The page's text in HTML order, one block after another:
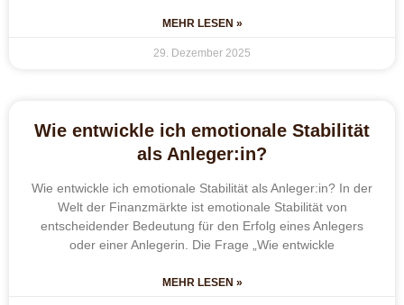
MEHR LESEN »
29. Dezember 2025
Wie entwickle ich emotionale Stabilität
als Anleger:in?
Wie entwickle ich emotionale Stabilität als Anleger:in? In der
Welt der Finanzmärkte ist emotionale Stabilität von
entscheidender Bedeutung für den Erfolg eines Anlegers
oder einer Anlegerin. Die Frage „Wie entwickle
MEHR LESEN »